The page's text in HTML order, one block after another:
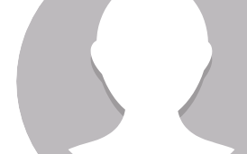
Регистрация